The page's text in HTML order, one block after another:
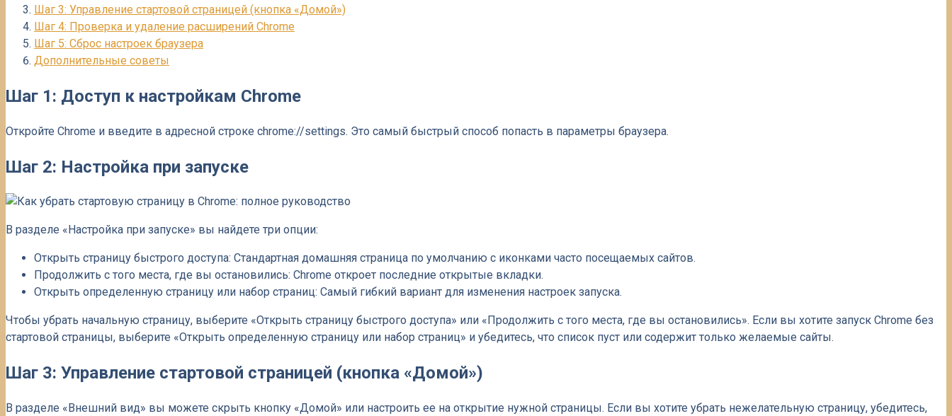
Шаг 3: Управление стартовой страницей (кнопка «Домой»)
Шаг 4: Проверка и удаление расширений Chrome
Шаг 5: Сброс настроек браузера
Дополнительные советы
Шаг 1: Доступ к настройкам Chrome
Откройте Chrome и введите в адресной строке chrome://settings. Это самый быстрый способ попасть в параметры браузера.
Шаг 2: Настройка при запуске
В разделе «Настройка при запуске» вы найдете три опции:
Открыть страницу быстрого доступа: Стандартная домашняя страница по умолчанию с иконками часто посещаемых сайтов.
Продолжить с того места, где вы остановились: Chrome откроет последние открытые вкладки.
Открыть определенную страницу или набор страниц: Самый гибкий вариант для изменения настроек запуска.
Чтобы убрать начальную страницу, выберите «Открыть страницу быстрого доступа» или «Продолжить с того места, где вы остановились». Если вы хотите запуск Chrome без
стартовой страницы, выберите «Открыть определенную страницу или набор страниц» и убедитесь, что список пуст или содержит только желаемые сайты.
Шаг 3: Управление стартовой страницей (кнопка «Домой»)
В разделе «Внешний вид» вы можете скрыть кнопку «Домой» или настроить ее на открытие нужной страницы. Если вы хотите убрать нежелательную страницу, убедитесь,